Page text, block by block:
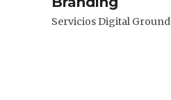
Servicios Digital Ground